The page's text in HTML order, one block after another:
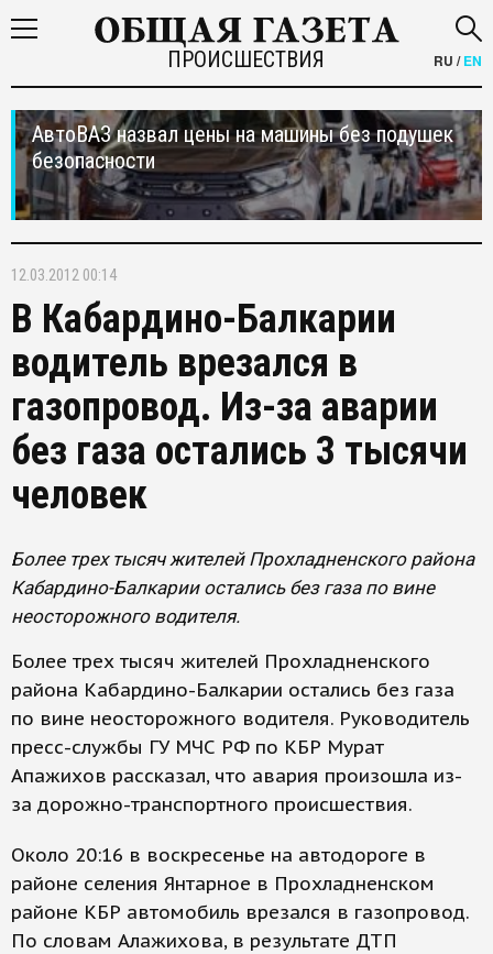
ПРОИСШЕСТВИЯ RU /EN
АвтоВАЗ назвал цены на машины без подушек
безопасности
12.03.2012 00:14
В Кабардино-Балкарии
водитель врезался в
газопровод. Из-за аварии
без газа остались 3 тысячи
человек
Более трех тысяч жителей Прохладненского района
Кабардино-Балкарии остались без газа по вине
неосторожного водителя.
Более трех тысяч жителей Прохладненского
района Кабардино-Балкарии остались без газа
по вине неосторожного водителя. Руководитель
пресс-службы ГУ МЧС РФ по КБР Мурат
Апажихов рассказал, что авария произошла из-
за дорожно-транспортного происшествия.
Около 20:16 в воскресенье на автодороге в
районе селения Янтарное в Прохладненском
районе КБР автомобиль врезался в газопровод.
По словам Алажихова, в результате ДТП